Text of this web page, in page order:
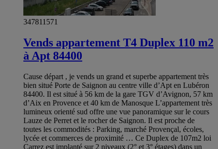
347811571
Vends appartement T4 Duplex 110 m2
à Apt 84400
Cause départ , je vends un grand et superbe appartement très
bien situé Porte de Saignon au centre ville d’Apt en Lubéron
84400. Il est situé à 56 km de la gare TGV d’Avignon, 57 km
d’Aix en Provence et 40 km de Manosque L’appartement très
lumineux orienté sud offre une vue panoramique sur le cours
Lauze de Perret et le rocher de Saignon. Il est proche de
toutes les commodités : Parking, marché Provençal, écoles,
lycée et commerces de proximité … Ce Duplex de 107m2 loi
Carrez est implanté sur 2 niveaux (2° et 3° étages) dans un